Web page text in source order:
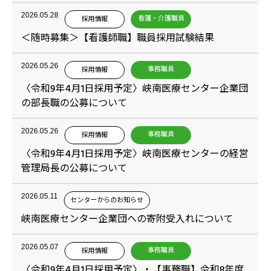
2026.05.28 採用情報 看護・介護職員
＜随時募集＞【看護師職】職員採用試験結果
2026.05.26 採用情報 事務職員
〈令和9年4月1日採用予定〉峡南医療センター企業団
の部長職の公募について
2026.05.26 採用情報 事務職員
〈令和9年4月1日採用予定〉峡南医療センターの経営
管理局長の公募について
2026.05.11 センターからのお知らせ
峡南医療センター企業団への寄附受入れについて
2026.05.07 採用情報 事務職員